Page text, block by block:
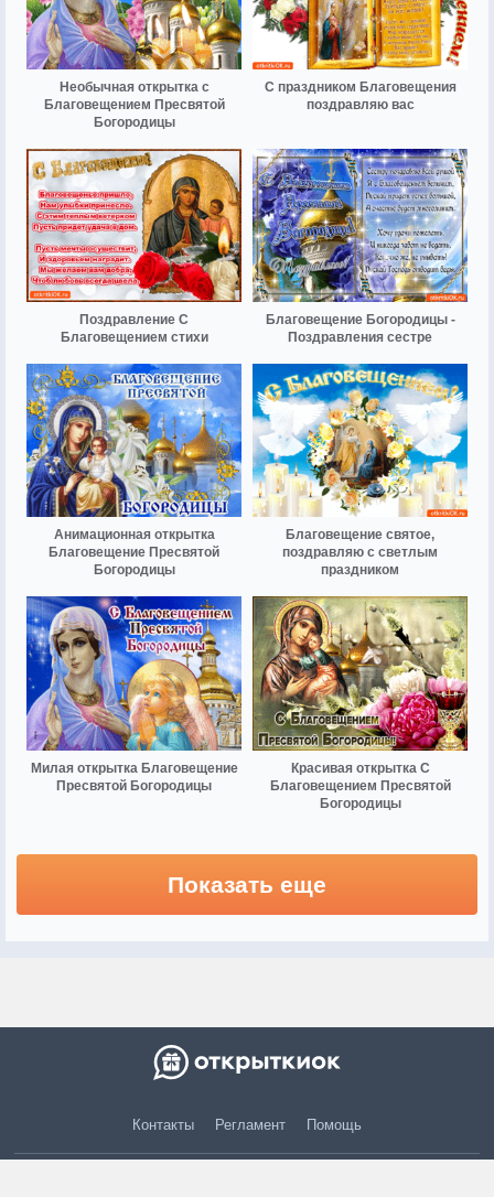
Необычная открытка с
Благовещением Пресвятой
Богородицы
С праздником Благовещения
поздравляю вас
Поздравление С
Благовещением стихи
Благовещение Богородицы -
Поздравления сестре
Анимационная открытка
Благовещение Пресвятой
Богородицы
Благовещение святое,
поздравляю с светлым
праздником
Милая открытка Благовещение
Пресвятой Богородицы
Красивая открытка С
Благовещением Пресвятой
Богородицы
Показать еще
Контакты Регламент Помощь